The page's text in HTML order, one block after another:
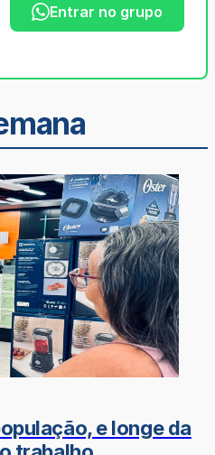
Entrar no grupo
e longe da